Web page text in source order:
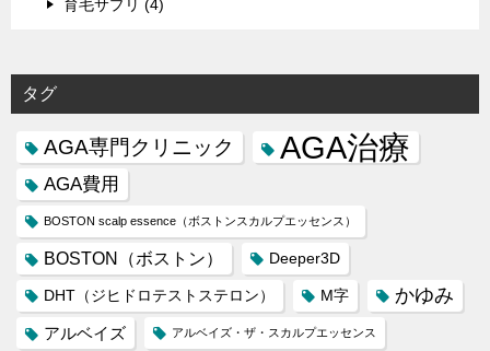
育毛サプリ (4)
タグ
AGA専門クリニック AGA治療
AGA費用
BOSTON scalp essence（ボストンスカルプエッセンス）
BOSTON（ボストン） Deeper3D
DHT（ジヒドロテストステロン） M字 かゆみ
アルベイズ アルベイズ・ザ・スカルプエッセンス